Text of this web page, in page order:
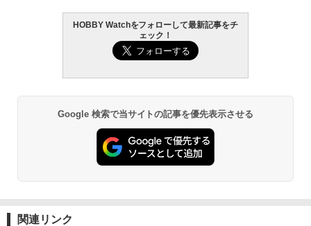
HOBBY Watchをフォローして最新記事をチ
ェック！
Google 検索で当サイトの記事を優先表示させる
関連リンク